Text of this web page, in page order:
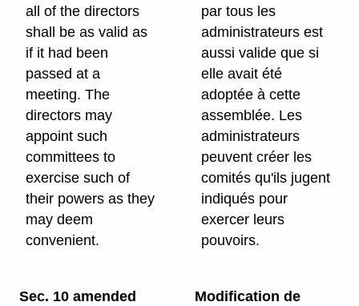
all of the directors
shall be as valid as
if it had been
passed at a
meeting. The
directors may
appoint such
committees to
exercise such of
their powers as they
may deem
convenient.
par tous les
administrateurs est
aussi valide que si
elle avait été
adoptée à cette
assemblée. Les
administrateurs
peuvent créer les
comités qu'ils jugent
indiqués pour
exercer leurs
pouvoirs.
Sec. 10 amended
Modification de